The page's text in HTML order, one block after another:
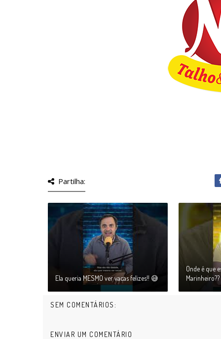
Partilha:
Ela queria MESMO ver vacas felizes!! 😅
Onde é que
Marinheiro??
SEM COMENTÁRIOS:
ENVIAR UM COMENTÁRIO